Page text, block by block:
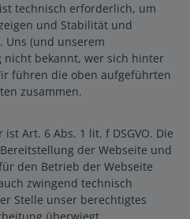
technisch erforderlich, um
und Stabilität und
Uns (und unserem
nicht bekannt, wer sich hinter
führen die oben aufgeführten
zusammen.
Art. 6 Abs. 1 lit. f DSGVO. Die
der Webseite und
den Betrieb der Webseite
zwingend technisch
Stelle unser berechtigtes